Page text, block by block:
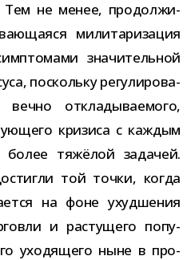
Тем не менее, про­дол­жи­
мили­та­ри­за­ция
зна­чи­тель­ной
поскольку регу­ли­ро­ва­
откла­ды­ва­е­мого,
кри­зиса с каж­дым
более тяжё­лой зада­чей.
той точки, когда
на фоне ухуд­ше­ния
и рас­ту­щего попу­
ухо­дя­щего ныне в про­